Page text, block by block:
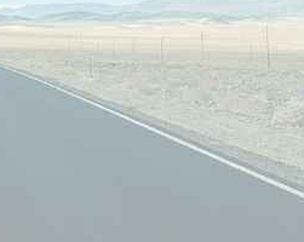
Warenkorb